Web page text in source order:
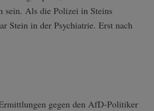
sein. Als die Polizei in Steins
Stein in der Psychiatrie. Erst nach
gegen den AfD-Politiker